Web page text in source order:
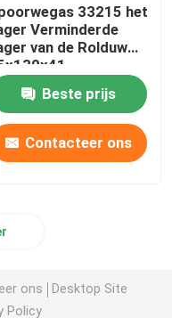
33215 het
Verminderde
van de Rolduw
Beste prijs
Contacteer ons
ons
Desktop Site
Policy